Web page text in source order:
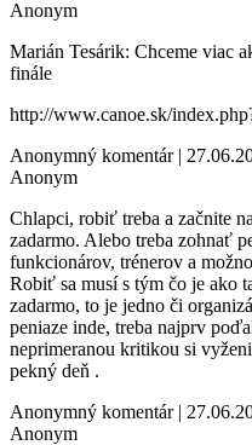
Anonym
Marián Tesárik: Chceme viac
finále
http://www.canoe.sk/
Anonymný komentár |
Anonym
Chlapci, robiť treba a začnite
zadarmo. Alebo treba zohnať
funkcionárov, trénerov a
Robiť sa musí s tým čo je ako
zadarmo, to je jedno či
peniaze inde, treba najprv
neprimeranou kritikou si
pekný deň .
Anonymný komentár |
Anonym